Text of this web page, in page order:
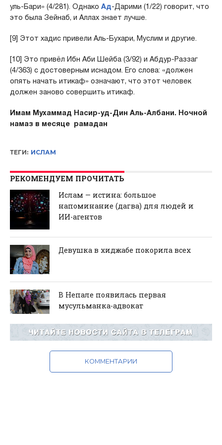
уль-Бари» (4/281). Однако Ад-Дарими (1/22) говорит, что
это была Зейнаб, и Аллах знает лучше.
[9] Этот хадис привели Аль-Бухари, Муслим и другие.
[10] Это привёл Ибн Аби Шейба (3/92) и Абдур-Раззаг
(4/363) с достоверным иснадом. Его слова: «должен
опять начать итикаф» означают, что этот человек
должен заново совершить итикаф.
Имам Мухаммад Насир-уд-Дин Аль-Албани. Ночной
намаз в месяце рамадан
ТЕГИ: ИСЛАМ
РЕКОМЕНДУЕМ ПРОЧИТАТЬ
Ислам — истина: большое
напоминание (дагва) для людей и
ИИ-агентов
Девушка в хиджабе покорила всех
В Непале появилась первая
мусульманка-адвокат
КОММЕНТАРИИ